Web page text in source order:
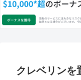
クレベリンを